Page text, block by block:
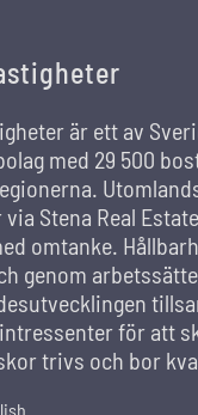
är ett av
med 29 500
Stena Real
omtanke.
genom
för att
trivs och bor